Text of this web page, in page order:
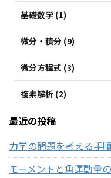
基礎数学 (1)
微分・積分 (9)
微分方程式 (3)
複素解析 (2)
最近の投稿
力学の問題を考える手順
モーメントと角運動量